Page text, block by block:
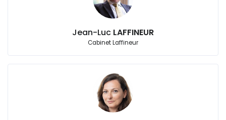
Jean-Luc LAFFINEUR
Cabinet Laffineur